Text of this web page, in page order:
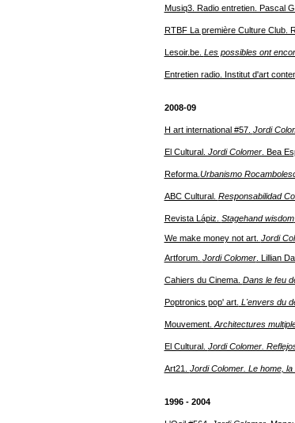
Musiq3. Radio entretien. Pascal
RTBF La première Culture Club.
Lesoir.be. Les possibles ont
Entretien radio. Institut d'art
2008-09
H art international #57. Jordi
El Cultural. Jordi Colomer. Bea
Reforma. Urbanismo
ABC Cultural. Responsabilidad
Revista Lápiz. Stagehand wisdom
We make money not art. Jordi
Artforum. Jordi Colomer. Lillian
Cahiers du Cinema. Dans le feu
Poptronics pop' art. L'envers du
Mouvement. Architectures
El Cultural. Jordi Colomer.
Art21. Jordi Colomer. Le home, la
1996 - 2004